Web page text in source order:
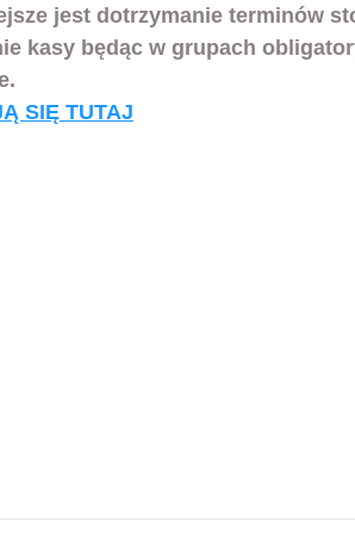
jest dotrzymanie terminów
kasy będąc w grupach
SIĘ TUTAJ